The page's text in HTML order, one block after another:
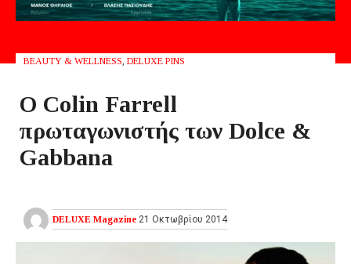
BEAUTY & WELLNESS DELUXE PINS
Ο Colin Farrell
πρωταγωνιστής των Dolce &
Gabbana
DELUXE Magazine 21 Οκτωβρίου 2014